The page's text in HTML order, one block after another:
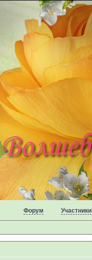
Форум Участники